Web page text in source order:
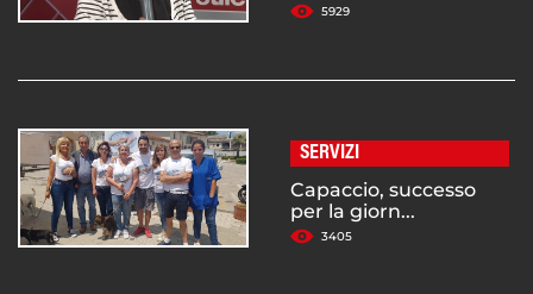
5929
SERVIZI
Capaccio, successo
per la giorn...
3405